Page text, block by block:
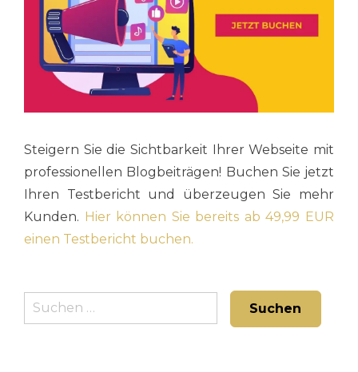
Steigern Sie die Sichtbarkeit Ihrer Webseite mit
professionellen Blogbeiträgen! Buchen Sie jetzt
Ihren Testbericht und überzeugen Sie mehr
Kunden. Hier können Sie bereits ab 49,99 EUR
einen Testbericht buchen.
Suche
nach: